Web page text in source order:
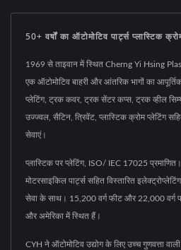
50+ वर्षों का ऑटोमोटिव पार्ट्स प्लास्टिक
1969 से ताइवान में स्थित Cherng Yi Hsing
एक ऑटोमोटिव बाहरी और आंतरिक भागों का
प्लेटिंग, ट्रक कवर, ट्रक सेंटर कप्स, ट्रक व्हील
उज्ज्वल, सैटिन, त्रिवेंट, प्लास्टिक क्रोम प्लेटिंग
सेवाएं।
प्लास्टिक पर प्लेटिंग, ISO/ IEC 17025 प्रमाणित।
मोटरसाइकिल पार्ट्स सहित विस्तारित
सेवा के साथ। 15,200 वर्ग फीट और 22,000 वर्ग
और अमेरिका में स्थित हैं।
CYH ने ऑटोमोटिव उद्योग के लिए उच्च गुणवत्ता